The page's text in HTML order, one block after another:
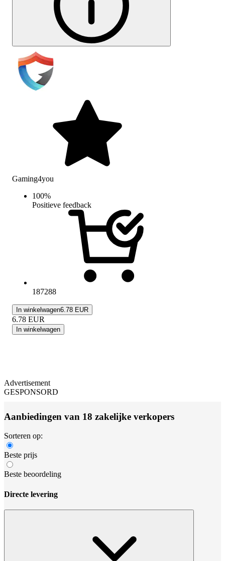
Gaming4you
100%
Positieve feedback
187288
In winkelwagen6.78 EUR
6.78 EUR
In winkelwagen
Advertisement
GESPONSORD
Aanbiedingen van 18 zakelijke verkopers
Sorteren op:
Beste prijs
Beste beoordeling
Directe levering